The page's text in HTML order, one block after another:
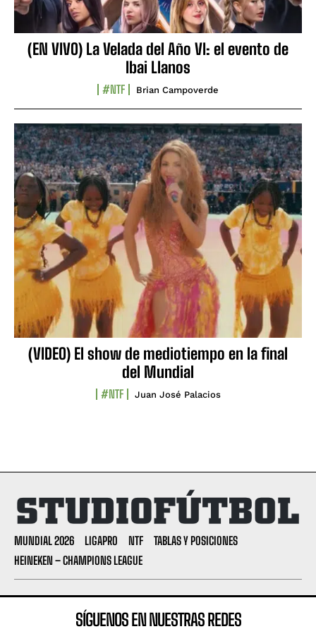
(EN VIVO) La Velada del Año VI: el evento de
Ibai Llanos
#NTF Brian Campoverde
(VIDEO) El show de mediotiempo en la final
del Mundial
#NTF Juan José Palacios
MUNDIAL 2026 LIGAPRO NTF
TABLAS Y POSICIONES
HEINEKEN – CHAMPIONS LEAGUE
SÍGUENOS EN NUESTRAS REDES